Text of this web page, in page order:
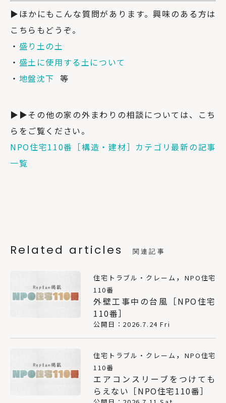
▶ほかにもこんな質問があります。興味のある方は
こちらもどうぞ。
・ 盛り土の土
・ 盛土に使用する土について
・ 地盤沈下等
▶▶その他の家の外まわりの相談については、こち
らをご覧ください。
NPO住宅110番［構造・建材］カテゴリ最新の記事
一覧
Related articles 関連記事
住宅トラブル・クレーム ，NPO住宅
110番
外壁工事中の台風［NPO住宅
110番］
公開日：2026.7.24 Fri
住宅トラブル・クレーム ，NPO住宅
110番
エアコンスリーブをつけても
らえない［NPO住宅110番］